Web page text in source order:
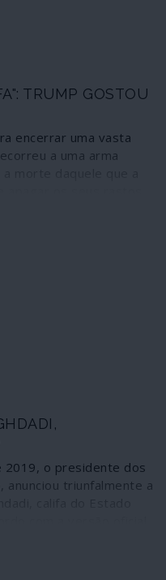
TRUMP GOSTOU
encerrar uma vasta
a uma arma
2019, o presidente dos
anunciou triunfalmente a